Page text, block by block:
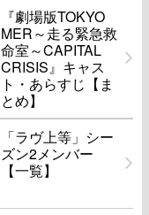
『劇場版TOKYO
MER～走る緊急救
命室～CAPITAL
CRISIS』キャス
ト・あらすじ【ま
とめ】
「ラヴ上等」シー
ズン2メンバー
【一覧】